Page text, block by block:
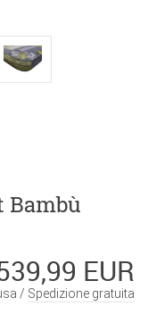
Bambù
EUR
/ Spedizione gratuita